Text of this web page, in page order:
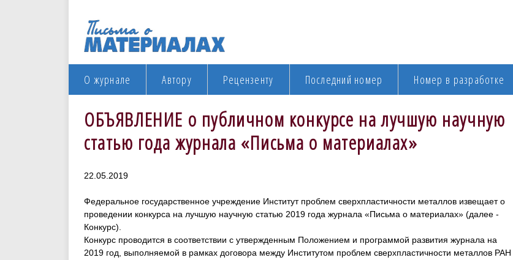
О журнале Автору Рецензенту Последний номер Номер в разработке
ОБЪЯВЛЕНИЕ о публичном конкурсе на лучшую научную
статью года журнала «Письма о материалах»
22.05.2019
Федеральное государственное учреждение Институт проблем сверхпластичности металлов извещает о
проведении конкурса на лучшую научную статью 2019 года журнала «Письма о материалах» (далее -
Конкурс).
Конкурс проводится в соответствии с утвержденным Положением и программой развития журнала на
2019 год, выполняемой в рамках договора между Институтом проблем сверхпластичности металлов РАН